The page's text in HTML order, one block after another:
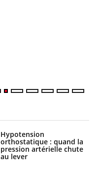
Hypotension
orthostatique : quand la
pression artérielle chute
au lever